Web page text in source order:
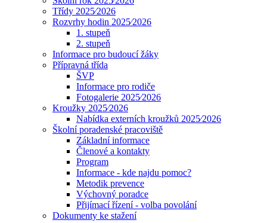
Třídy 2025⁄2026
Rozvrhy hodin 2025⁄2026
1. stupeň
2. stupeň
Informace pro budoucí žáky
Přípravná třída
ŠVP
Informace pro rodiče
Fotogalerie 2025⁄2026
Kroužky 2025⁄2026
Nabídka externích kroužků 2025⁄2026
Školní poradenské pracoviště
Základní informace
Členové a kontakty
Program
Informace - kde najdu pomoc?
Metodik prevence
Výchovný poradce
Přijímací řízení - volba povolání
Dokumenty ke stažení